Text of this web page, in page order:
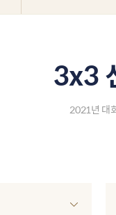
3x3
2021년 대